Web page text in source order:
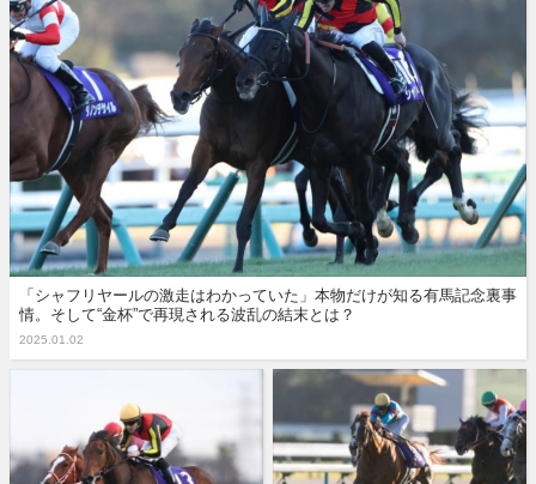
「シャフリヤールの激走はわかっていた」本物だけが知る有馬記念裏事
情。そして“金杯”で再現される波乱の結末とは？
2025.01.02